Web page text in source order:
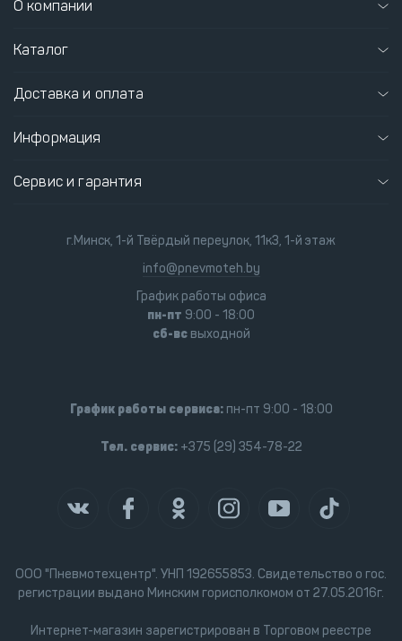
О компании
Каталог
Доставка и оплата
Информация
Сервис и гарантия
ООО "Пневмотехцентр". УНП 192655853. Свидетельство о гос.
регистрации выдано Минским горисполкомом от 27.05.2016г.
Интернет-магазин зарегистрирован в Торговом реестре
г.Минск, 1-й Твёрдый переулок, 11к3, 1-й этаж
info@pnevmoteh.by
График работы офиса
пн-пт 9:00 - 18:00
сб-всвыходной
График работы сервиса:пн-пт 9:00 - 18:00
Тел. сервис:+375 (29) 354-78-22